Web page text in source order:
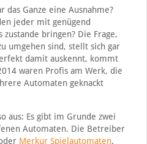
das Ganze eine Ausnahme?
jeder mit genügend
bringen? Die Frage,
umgehen sind, stellt sich gar
damit auskennt, kommt
waren Profis am Werk, die
Automaten geknackt
aus: Es gibt im Grunde zwei
Automaten. Die Betreiber
Merkur Spielautomaten.